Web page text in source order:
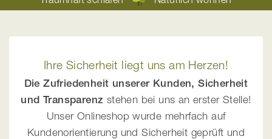
Ihre Sicherheit liegt uns am Herzen!
Die Zufriedenheit unserer Kunden, Sicherheit
und Transparenz stehen bei uns an erster Stelle!
Unser Onlineshop wurde mehrfach auf
Kundenorientierung und Sicherheit geprüft und